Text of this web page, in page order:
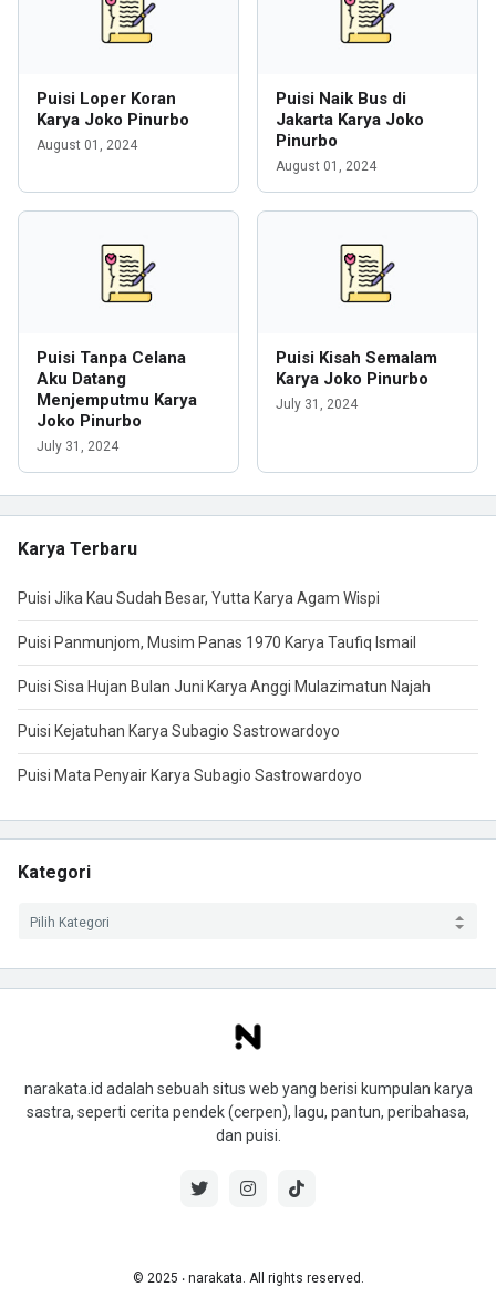
Puisi Loper Koran
Karya Joko Pinurbo
August 01, 2024
Puisi Naik Bus di
Jakarta Karya Joko
Pinurbo
August 01, 2024
Puisi Tanpa Celana
Aku Datang
Menjemputmu Karya
Joko Pinurbo
July 31, 2024
Puisi Kisah Semalam
Karya Joko Pinurbo
July 31, 2024
Karya Terbaru
Puisi Jika Kau Sudah Besar, Yutta Karya Agam Wispi
Puisi Panmunjom, Musim Panas 1970 Karya Taufiq Ismail
Puisi Sisa Hujan Bulan Juni Karya Anggi Mulazimatun Najah
Puisi Kejatuhan Karya Subagio Sastrowardoyo
Puisi Mata Penyair Karya Subagio Sastrowardoyo
Kategori
narakata.id adalah sebuah situs web yang berisi kumpulan karya
sastra, seperti cerita pendek (cerpen), lagu, pantun, peribahasa,
dan puisi.
© 2025 ‧ narakata. All rights reserved.